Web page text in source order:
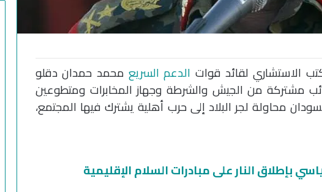
الاستشاري لقائد قوات الدعم السريع محمد حمدان دقلو
مشتركة من الجيش والشرطة وجهاز المخابرات ومتطوعين
محاولة لجر البلاد إلى حرب أهلية يشترك فيها المجتمع،
بإطلاق النار على مبادرات السلام الإقليمية